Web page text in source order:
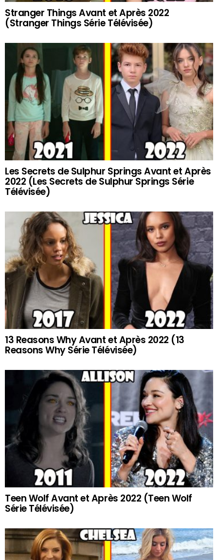
Stranger Things Avant et Après 2022
(Stranger Things Série Télévisée)
Les Secrets de Sulphur Springs Avant et Après
2022 (Les Secrets de Sulphur Springs Série
Télévisée)
13 Reasons Why Avant et Après 2022 (13
Reasons Why Série Télévisée)
Teen Wolf Avant et Après 2022 (Teen Wolf
Série Télévisée)